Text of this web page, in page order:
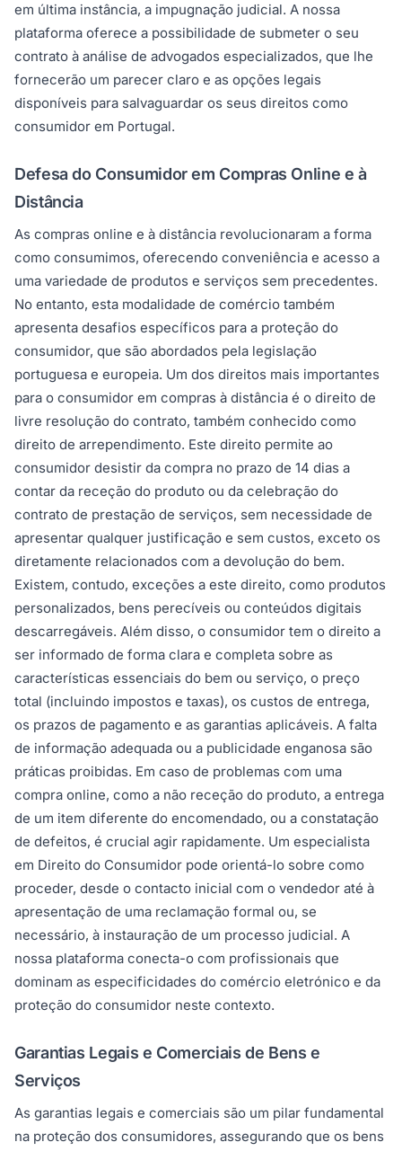
em última instância, a impugnação judicial. A nossa
plataforma oferece a possibilidade de submeter o seu
contrato à análise de advogados especializados, que lhe
fornecerão um parecer claro e as opções legais
disponíveis para salvaguardar os seus direitos como
consumidor em Portugal.
Defesa do Consumidor em Compras Online e à
Distância
As compras online e à distância revolucionaram a forma
como consumimos, oferecendo conveniência e acesso a
uma variedade de produtos e serviços sem precedentes.
No entanto, esta modalidade de comércio também
apresenta desafios específicos para a proteção do
consumidor, que são abordados pela legislação
portuguesa e europeia. Um dos direitos mais importantes
para o consumidor em compras à distância é o direito de
livre resolução do contrato, também conhecido como
direito de arrependimento. Este direito permite ao
consumidor desistir da compra no prazo de 14 dias a
contar da receção do produto ou da celebração do
contrato de prestação de serviços, sem necessidade de
apresentar qualquer justificação e sem custos, exceto os
diretamente relacionados com a devolução do bem.
Existem, contudo, exceções a este direito, como produtos
personalizados, bens perecíveis ou conteúdos digitais
descarregáveis. Além disso, o consumidor tem o direito a
ser informado de forma clara e completa sobre as
características essenciais do bem ou serviço, o preço
total (incluindo impostos e taxas), os custos de entrega,
os prazos de pagamento e as garantias aplicáveis. A falta
de informação adequada ou a publicidade enganosa são
práticas proibidas. Em caso de problemas com uma
compra online, como a não receção do produto, a entrega
de um item diferente do encomendado, ou a constatação
de defeitos, é crucial agir rapidamente. Um especialista
em Direito do Consumidor pode orientá-lo sobre como
proceder, desde o contacto inicial com o vendedor até à
apresentação de uma reclamação formal ou, se
necessário, à instauração de um processo judicial. A
nossa plataforma conecta-o com profissionais que
dominam as especificidades do comércio eletrónico e da
proteção do consumidor neste contexto.
Garantias Legais e Comerciais de Bens e
Serviços
As garantias legais e comerciais são um pilar fundamental
na proteção dos consumidores, assegurando que os bens